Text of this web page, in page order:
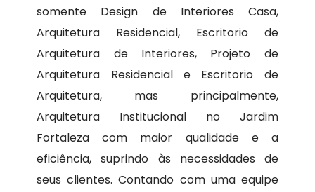
somente Design de Interiores Casa,
Arquitetura Residencial, Escritorio de
Arquitetura de Interiores, Projeto de
Arquitetura Residencial e Escritorio de
Arquitetura, mas principalmente,
Arquitetura Institucional no Jardim
Fortaleza com maior qualidade e a
eficiência, suprindo às necessidades de
seus clientes. Contando com uma equipe